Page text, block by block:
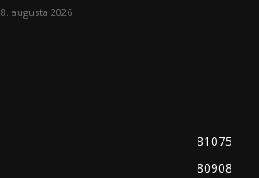
8. augusta 2026
81075
80908